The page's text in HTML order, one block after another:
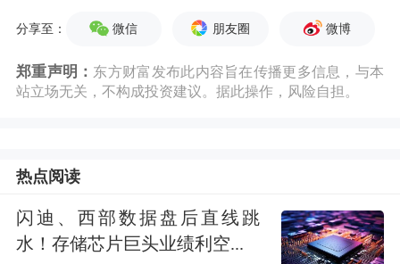
市场仍面临公司债券到期及回售双高
峰、挂牌公司合规问题突出等风险，中
介机构也存在勤勉尽责不到位等问题。
将成为常态，市场发展及监管任重道
远。
会议强调，2018年重庆证监局将坚
分享至： 微信 朋友圈 微博
郑重声明： 东方财富发布此内容旨在传播更多信息，与本
站立场无关，不构成投资建议。据此操作，风险自担。
热点阅读
闪迪、西部数据盘后直线跳
水！存储芯片巨头业绩利空...